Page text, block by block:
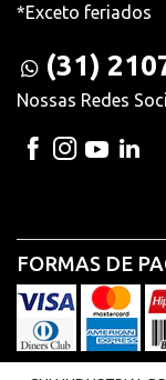
*Exceto feriados
(31)
Nossas Redes
FORMAS DE